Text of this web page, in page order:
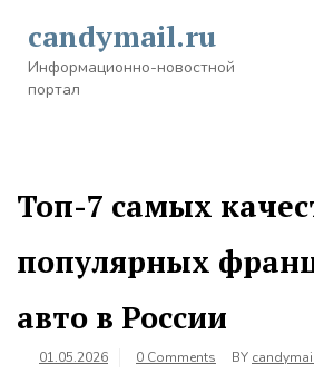
content
candymail.ru
Информационно-новостной
портал
Топ-7 самых
популярных
авто в России
01.05.2026 0 Comments BY